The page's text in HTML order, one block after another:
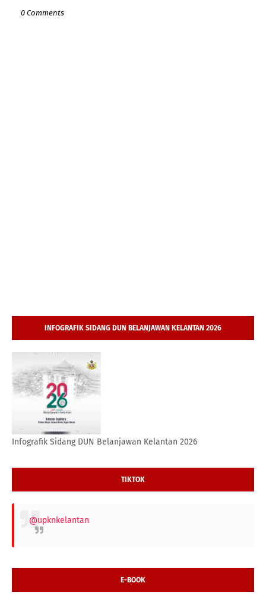
0 Comments
INFOGRAFIK SIDANG DUN BELANJAWAN KELANTAN 2026
Infografik Sidang DUN Belanjawan Kelantan 2026
TIKTOK
@upknkelantan
E-BOOK